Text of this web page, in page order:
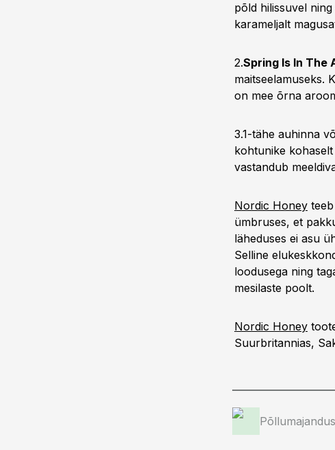
põld hilissuvel
karameljalt
2.Spring Is In The
maitseelamuseks.
on mee õrna
3.1-tähe auhinna
kohtunike
vastandub
Nordic Honey
ümbruses, et
läheduses ei asu
Selline
loodusega ning
mesilaste poolt.
Nordic Honey
Suurbritannias,